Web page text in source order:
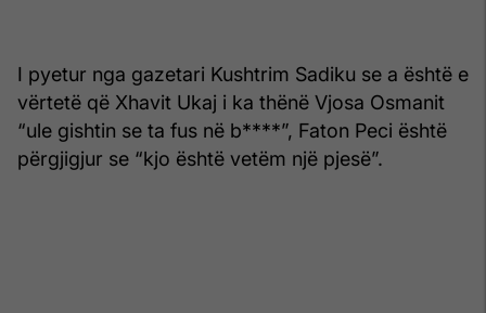
I pyetur nga gazetari Kushtrim Sadiku se a është e
vërtetë që Xhavit Ukaj i ka thënë Vjosa Osmanit
“ule gishtin se ta fus në b****”, Faton Peci është
përgjigjur se “kjo është vetëm një pjesë”.